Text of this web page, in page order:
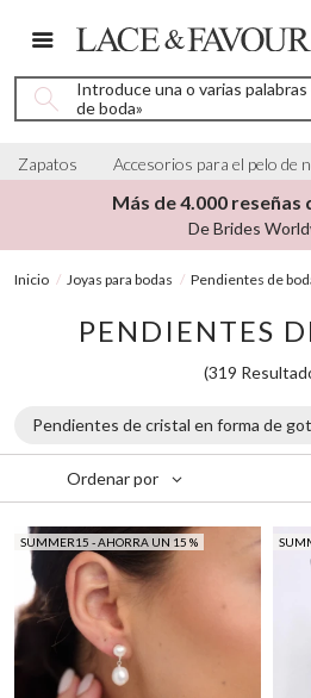
Introduce una o varias
de boda»
Zapatos Accesorios para el pelo de
Más de 4.000 reseñas
De Brides
Inicio Joyas para bodas Pendientes de
PENDIENTES
(319
Pendientes de cristal en forma de
Ordenar por
SUMMER15 - AHORRA UN 15 %